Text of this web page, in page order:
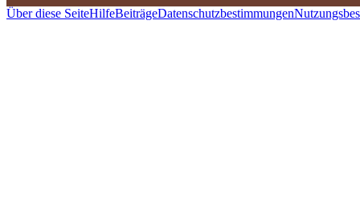
Über diese SeiteHilfeBeiträgeDatenschutzbestimmungen